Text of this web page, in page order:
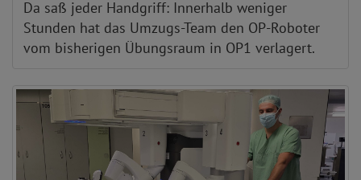
Da saß jeder Handgriff: Innerhalb weniger
Stunden hat das Umzugs-Team den OP-Roboter
vom bisherigen Übungsraum in OP1 verlagert.